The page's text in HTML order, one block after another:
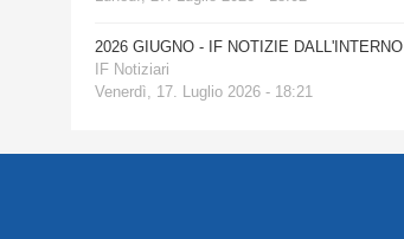
2026 GIUGNO - IF NOTIZIE DALL'INTERNO
IF Notiziari
Venerdì, 17. Luglio 2026 - 18:21